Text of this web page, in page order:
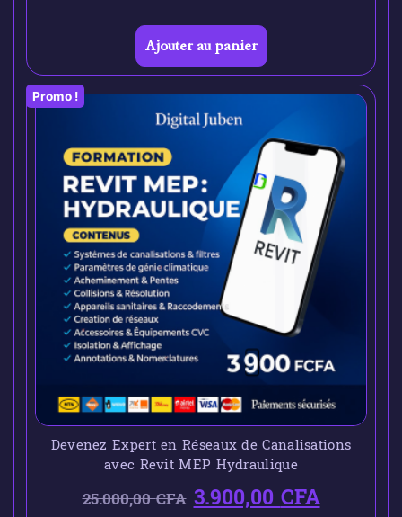
Ajouter au panier
Promo !
Devenez Expert en Réseaux de Canalisations
avec Revit MEP Hydraulique
25.000,00CFA 3.900,00CFA